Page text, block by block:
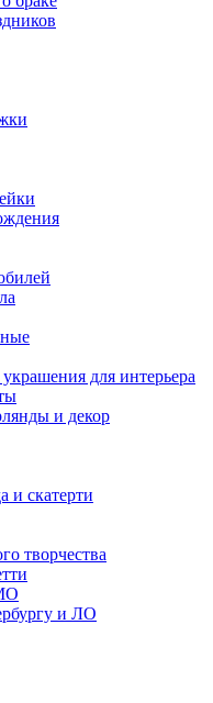
для интерьера
и декор
и скатерти
творчества
и ЛО